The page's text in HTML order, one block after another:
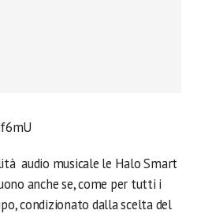
audio musicale le Halo Smart
anche se, come per tutti i
condizionato dalla scelta del